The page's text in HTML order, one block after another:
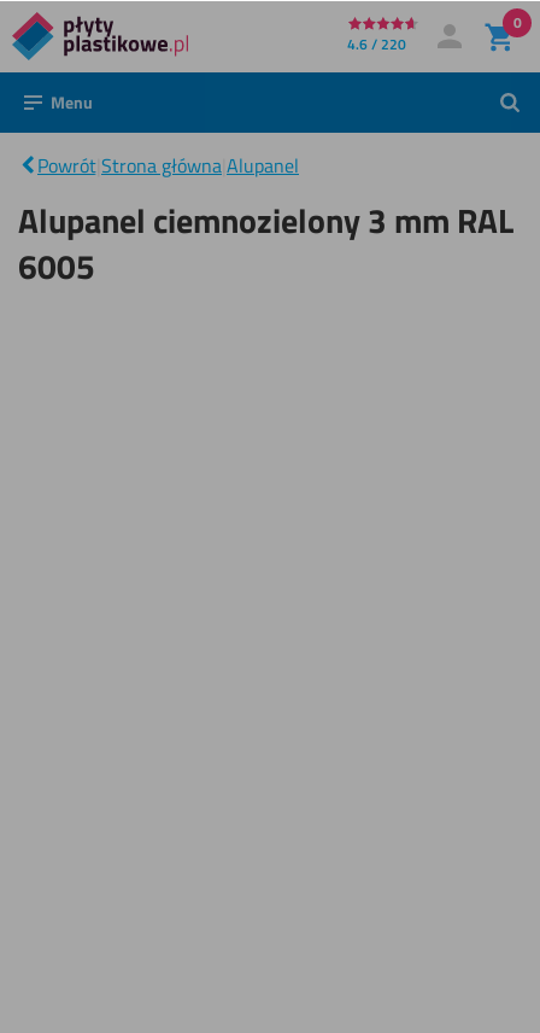
Bezpośrednio
do
treści
4.6 / 220 Moje konto
Zaloguj się
0
Menu
PowrótStrona głównaAlupanel
Alupanel
ciemnozielony
3 mm RAL
Alupanel ciemnozielony 3 mm RAL
6005